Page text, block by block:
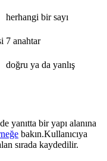
herhangi bir sayı
7 anahtar
doğru ya da yanlış
yanıtta bir yapı alanına
bakın.Kullanıcıya
sırada kaydedilir.